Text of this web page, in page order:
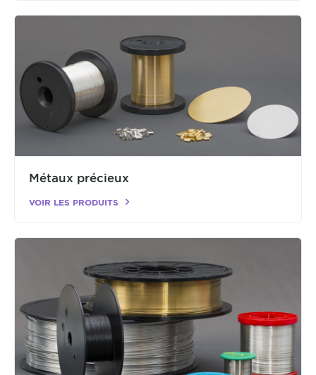
Métaux précieux
VOIR LES PRODUITS